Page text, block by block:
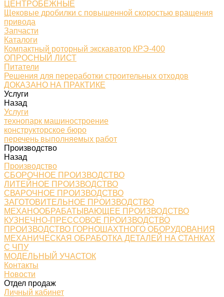
ЦЕНТРОБЕЖНЫЕ
Щековые дробилки с повышенной скоростью вращения
привода
Запчасти
Каталоги
Компактный роторный экскаватор КРЭ-400
ОПРОСНЫЙ ЛИСТ
Питатели
Решения для переработки строительных отходов
ДОКАЗАНО НА ПРАКТИКЕ
Услуги
Назад
Услуги
технопарк машиностроение
конструкторское бюро
перечень выполняемых работ
Производство
Назад
Производство
СБОРОЧНОЕ ПРОИЗВОДСТВО
ЛИТЕЙНОЕ ПРОИЗВОДСТВО
СВАРОЧНОЕ ПРОИЗВОДСТВО
ЗАГОТОВИТЕЛЬНОЕ ПРОИЗВОДСТВО
МЕХАНООБРАБАТЫВАЮЩЕЕ ПРОИЗВОДСТВО
КУЗНЕЧНО-ПРЕССОВОЕ ПРОИЗВОДСТВО
ПРОИЗВОДСТВО ГОРНОШАХТНОГО ОБОРУДОВАНИЯ
МЕХАНИЧЕСКАЯ ОБРАБОТКА ДЕТАЛЕЙ НА СТАНКАХ
С ЧПУ
МОДЕЛЬНЫЙ УЧАСТОК
Контакты
Новости
Отдел продаж
Личный кабинет